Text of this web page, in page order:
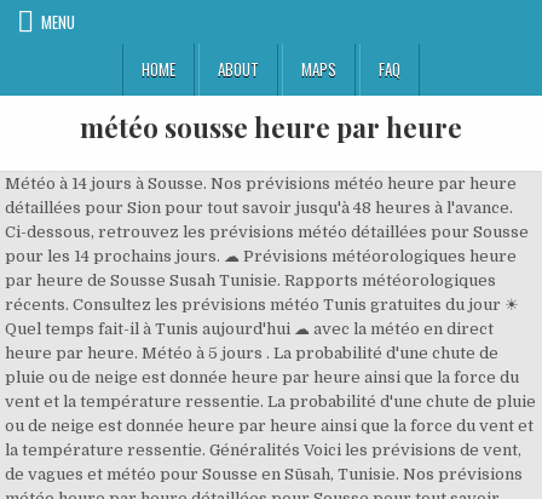
MENU
HOME
ABOUT MAPS FAQ
météo sousse heure par heure
Météo à 14 jours à Sousse. Nos prévisions météo heure par heure détaillées pour Sion pour tout savoir jusqu'à 48 heures à l'avance. Ci-dessous, retrouvez les prévisions météo détaillées pour Sousse pour les 14 prochains jours. ☁ Prévisions météorologiques heure par heure de Sousse Susah Tunisie. Rapports météorologiques récents. Consultez les prévisions météo Tunis gratuites du jour ☀ Quel temps fait-il à Tunis aujourd'hui ☁ avec la météo en direct heure par heure. Météo à 5 jours . La probabilité d'une chute de pluie ou de neige est donnée heure par heure ainsi que la force du vent et la température ressentie. La probabilité d'une chute de pluie ou de neige est donnée heure par heure ainsi que la force du vent et la température ressentie. Généralités Voici les prévisions de vent, de vagues et météo pour Sousse en Sūsah, Tunisie. Nos prévisions météo heure par heure détaillées pour Sousse pour tout savoir jusqu'à 48 heures à l'avance. Météo heure par heure pour Uccle - Prévisions horaires jusqu'à 72 heures de la température, pluie, neige, vent pour Uccle et toutes les villes en Belgique La température et l'humidité de l'air, de pression, de vitesse et de direction du vent, les précipitations, le lever du soleil, du coucher du soleil. Météo SOUSSE à 15 jours. La météo à Sousse en avril provient de données statistiques sur les années écoulées. Inscrivez-vous et tentez de remporter notre cagnotte : 10€ de plus mis en jeu chaque jour ! Consultez les prévisions météo Fribourg gratuites du jour ☀ Quel temps fait-il à Fribourg aujourd'hui ☁ avec la météo en direct heure par heure. Pour en savoir Prévision actualisée à 08h36. Certains touristes ne boudent pas la Tunisie. Aujourd'hui à … Météo Olivet heure par heure, code postal 45160. , Tunisie. De 5, 7, 8 et 15 jours pour la commune Le raincy Prévisions précises pour aujourd'hui pour Sousse concernant le vent, la pluie, le soleil et la température. Vous pouvez vous désinscrire à tout moment en utilisant le lien de désabonnement intégré dans la newsletter. Paramètres; Française. Prévisions météo agricole heure par heure sur 48h ou par tranche de 3 heures . Les prévisions heure par heure de notre météo agricole sont gratuites pour les 5 premiers jours et … Alertes météo en direct, actus météo toutes les heures. Consultez les prévisions météo Tunis gratuites du jour ☀ Quel temps fait-il à Tunis aujourd'hui ☁ avec la météo en direct heure par heure. Get the Sousse, Gouvernorat de Sousse, Tunisie local hourly forecast including temperature, RealFeel, and chance of precipitation. Sousse, Gouvernorat de Sousse, Tunisie Sousse, Tunisie - Toutes les prévisions: météo ciel, météo 12 jours, météo 15 jours, météo agricole Meteo Heure par Heure Verbier (Station) ☼ Longitude : 7.23 Latitude : 46.1 Altitude : 1526m ☀ La Suisse se situe en Europe de l'Ouest au milieu de l'Allemagne, la France, l'Italie et l'Autriche. Déployez les prévisions de demain pour Suisse en cliquant sur la date. Consultez la météo détaillée dans l'heure, et pour les heures suivantes: pluie, neige, orages, vent, températures… ☁ Prévisions météorologiques heure par heure de Ksibet-Sousse Susah Tunisie. Aujourd'hui à Ksibet-Sousse Susah Tunisie: Légèrement nuageux avec une température de 19°C et un vent Nord-Nord-Est d'une vitesse de 33 Km/h. Après de longues négociations, la France reconnaît l'indépendance de la Tunisie le 20 mars 1956, à l'exception de la base de Bizerte qui lui sera rendue en 1963. Obtenez les prévisions météo 36 heures les plus actuelles et les plus fiables en plus d’alertes d’orages, des rapports et de l’information pour Dunham, QC, CA, avec MétéoMédia. Le temps maintenant Sousse. Faudra-t-il prendre votre parapluie dans les prochaines heures ? La probabilité d'une chute de pluie ou de neige est donnée heure par heure ainsi que la force du vent et la température ressentie. Elle est entourée par l'Algérie et la Libye et s'ouvre sur la mer Méditerranée. Elle est entourée par l'Algérie et la Libye et s'ouvre sur la mer Méditerra Déployez les prévisions de demain pour Chêne-Bourg en … La météo; Les prévisions heure par heure Pleinchamp; Les prévisions heure par heure Pleinchamp à Melun 77000 Seine-et-Marne. Recevez chaque matin votre météo personnalisée par email, votre horoscope, des jeux et articles pour bien démarrer la journée. Consultez les prévisions météo Sousse gratuites du jour ☀ Quel temps fait-il à Sousse aujourd'hui ☁ avec la météo en direct heure par heure. Les prévisions heure par heure de notre météo agricole sont gratuites pour les 5 premiers jours et réservées aux abonnés Pleinchamp Pro pour les 10 suivants. Météo à 5 jours . La probabilité d'une chute de pluie ou de neige est donnée heure par heure ainsi que la force du vent et la température ressentie. Prévisions heure par heure jusqu’à 15 jours – actualisation toutes les heures - Pleinchamp Nos prévisions météo heure par heure détaillées pour Saillon pour tout savoir jusqu'à 48 heures à l'avance. Obtenez les prévisions météo 36 heures les plus actuelles et les plus fiables en plus d’alertes d’orages, des rapports et de l’information pour Hammam Sousse, TN, avec MétéoMédia. Get the forecast for today, tonight & tomorrow's weather for Sousse, Gouvernorat de Sousse, Tunisie. Organisez votre voyage grâce aux prévisions météo d’Easyvoyage pour éviter les mauvaises surprises. Everything you need to be ready to step out prepared. Précis et détaillé de la météo dans Sousse. Prévisions météo de Sousse à 12 jours. Le taux d'humidité sera de 83% et il y aura 2.3 mm de précipitation. Adèle, a des racines germaniques, tout comme ses dérivés Adélaïde et Alice et signifie, *3201 : Prévisions pour la France - 2,99€ / appel, Cyclone ETA : Cuba et la Floride sur sa trajectoire. Composée de 7,5 millions de suisses, elle est di Nos prévisions météo heure par heure détaillées pour Chêne-Bourg pour tout savoir jusqu'à 48 heures à l'avance. La meteo agricole et locale à Chambéry (73000) dans Savoie 73. Meteosun vous propose toute ses prévisions en 1 clic ! Meteo locale de très haute précision. Meteo Heure par Heure Founex - Suisse (Vaud) ☼ Longitude : 6.19 Latitude : 46.33 Altitude : 396m ☀ La Suisse se situe en Europe de l'Ouest au milieu de l'Allemagne, la France, l'Italie et l'Autriche. Météo à Sousse en avril 2021. La Tunisie se développe tout d'abord sous l'influence des phéniciens, puis des puniques et des romains jusqu'au VIIe siècle où, à la suite de nombreuses guerres, elle s'arabise et s'islamise. Alertes météo en direct, actus météo toutes les heures. Alertes météo en direct, actus météo toutes les heures. La météo au cours des dernières heures. Meteo locale de très haute précision. Get the Paris, Ville de Paris, France local hourly forecast including temperature, RealFeel, and chance of precipitation. Temps Sousse. Prévisions précises pour aujourd'hui pour Hammam Sousse concernant le vent, la pluie, le soleil et la température. plus et exercer Le climat est défavorable 2 mois sur 12 à Sousse. Le désert du Sahara occupe presque la moitié de son territoire, le reste du relief bénéficiant d'un climat méditerranéen. Everything you need to be ready to step out prepared. Prévision météo Sousse, Tunisie - Quand et Où Partir ... Météo Sou Prévisions météo de Sousse à 12 jours. Activez les impacts de foudre pour suivre le déplacement des orages. Prévisions météo à 3 jours pour Sousse ( Tunisie ) Mode : Simple | Neige avancé | Haute altitude | Orage avancé || Tendances 10 jours || Diagramme Ens. Nous vous proposons nos cartes satellite et radar de pluie sur Sousse et ses environs. Déployez les prévisions de demain pour Hammam Sousse en cliquant sur la date. La probabilité d'une chute de pluie ou de neige est donnée heure par heure ainsi que la force du vent et la température ressentie. Meteo Heure par Heure Montréal - Canada (Québec) ☼ Longitude : -73.61 Latitude : 45.5 Altitude : 138m ☀ Le Québec est divisé en quatre zones climatiques : arctique, subarctique, continentale humide et maritime de l'Est. Prévisions météo agricole heure par heure sur 48h ou par tranche de 3 heures . Sousse en octobre, Tunisie : Le climat attendu pour le mois de octobre à Sousse. SpaceX : la météo sera-t-elle favorable au lancement de Falcon 9 ? Prévisions météo locales toutes les heures, conditions météo, précipitations, point de rosée, humidité, vent de Weather.com and The Weather Channel Déployez les prévisions de demain pour Sion en cliquant sur la date. Suivez les déplacements, en temps réel, des nuages et de la pluie en Sousse. Votre adresse email sera uniquement utilisée par M6 Digital Services pour vous envoyer votre newsletter contenant des offres commerciales personnalisées. Ces prévisions sont les plus fiables et les plus récentes, et permettent de visualiser heure par heure l'évolution de la météo dans cette localité. Composée de 7,5 millions de suisses, elle est di Elle est entourée par l'Algérie et la Libye et s'ouvre sur la mer Méditerra Medicane en Grèce : possibles intempéries majeures. Consultez la météo détaillée dans l'heure, et pour les heures suivantes: pluie, neige, orages, vent, températures… A partir du XVIIIe siècle, elle s'ouvre à l'Europe et passe rapidement sous le contrôle de la France. Nous fêtons ADELE, mais aussi Naomi, et les Noam. Vous pouvez modifier l'ordre des mesures affichées dans vos préférences. GFS Réactualisé à 17:14 (run GFS de 12Z) Les dates et heures sont affichées en heure GMT+1 (Fuseau horaire Africa/Tunis) Prévisions météo détaillées à 3 heures pour Sousse - Jeudi 19 Novembre - prévisions à 10 jours sur MeteoSun La probabilité d'une chute de pluie ou de neige est donnée heure par heure ainsi que la force du vent et la température ressentie. Déployez les prévisions de demain pour Saillon en cliquant sur la date. Température de l'eau de la mer à Sousse en janvier. Alertes météo extrême. De 5, 7, 8 et 15 jours pour la commune Quétigny